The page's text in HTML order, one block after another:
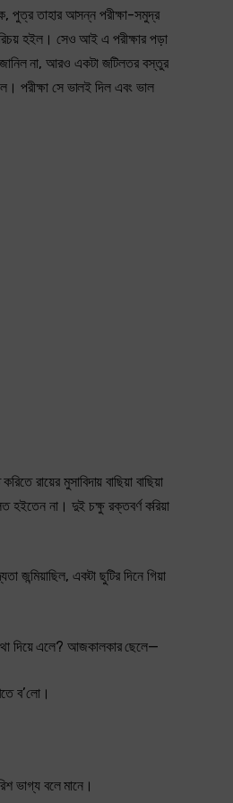
পুত্র তাহার আসন্ন পরীক্ষা-সমুদ্র
হইল। সেও আই এ পরীক্ষার পড়া
না, আরও একটা জটিলতর বস্তুর
পরীক্ষা সে ভালই দিল এবং ভাল
রায়ের মুসাবিদায় বাছিয়া বাছিয়া
হইতেন না। দুই চক্ষু রক্তবর্ণ করিয়া
জন্মিয়াছিল, একটা ছুটির দিনে গিয়া
কথা দিয়ে এলে? আজকালকার ছেলে—
ব’লো।
ভাগ্য বলে মানে।